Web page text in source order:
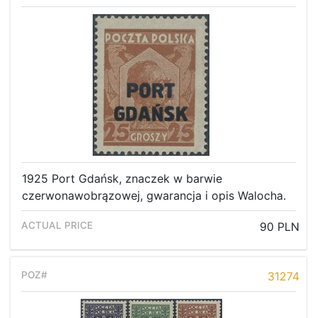
1925 Port Gdańsk, znaczek w barwie
czerwonawobrązowej, gwarancja i opis Walocha.
90 PLN
31274